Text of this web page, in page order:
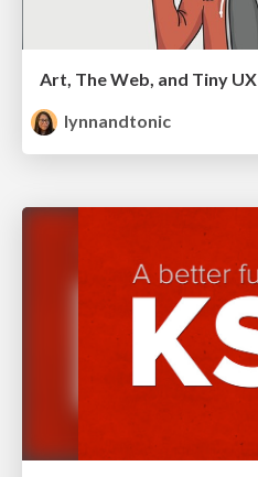
Art, The Web, and Tiny UX
lynnandtonic